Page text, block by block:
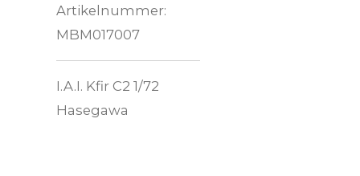
Artikelnummer:
MBM017007
I.A.I. Kfir C2 1/72
Hasegawa